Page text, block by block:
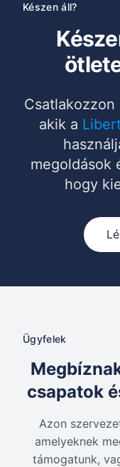
Készen áll?
akik a
megoldások
hogy
Ügyfelek
csapatok
Azon
amelyeknek
támogatunk,